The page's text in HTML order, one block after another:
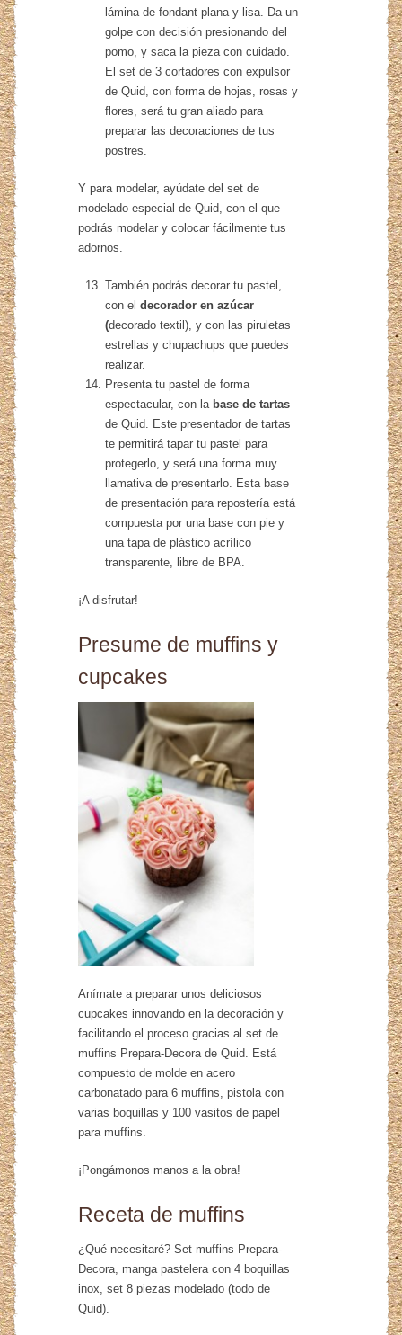
lámina de fondant plana y lisa. Da un
golpe con decisión presionando del
pomo, y saca la pieza con cuidado.
El set de 3 cortadores con expulsor
de Quid, con forma de hojas, rosas y
flores, será tu gran aliado para
preparar las decoraciones de tus
postres.
Y para modelar, ayúdate del set de
modelado especial de Quid, con el que
podrás modelar y colocar fácilmente tus
adornos.
También podrás decorar tu pastel,
con el decorador en azúcar
(decorado textil), y con las piruletas
estrellas y chupachups que puedes
realizar.
Presenta tu pastel de forma
espectacular, con la base de tartas
de Quid. Este presentador de tartas
te permitirá tapar tu pastel para
protegerlo, y será una forma muy
llamativa de presentarlo. Esta base
de presentación para repostería está
compuesta por una base con pie y
una tapa de plástico acrílico
transparente, libre de BPA.
¡A disfrutar!
Presume de muffins y
cupcakes
Anímate a preparar unos deliciosos
cupcakes innovando en la decoración y
facilitando el proceso gracias al set de
muffins Prepara-Decora de Quid. Está
compuesto de molde en acero
carbonatado para 6 muffins, pistola con
varias boquillas y 100 vasitos de papel
para muffins.
¡Pongámonos manos a la obra!
Receta de muffins
¿Qué necesitaré? Set muffins Prepara-
Decora, manga pastelera con 4 boquillas
inox, set 8 piezas modelado (todo de
Quid).